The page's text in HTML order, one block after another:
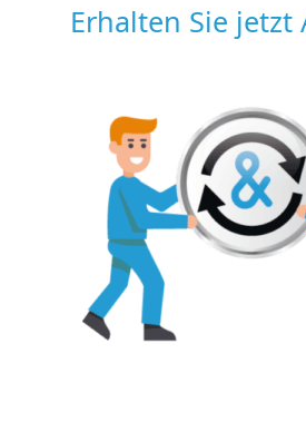
Erhalten Sie jetzt